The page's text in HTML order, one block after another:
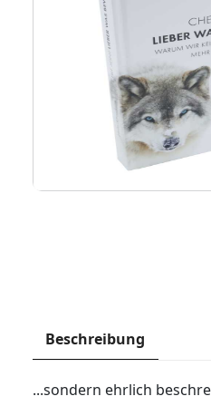
Beschreibung
...sondern ehrlich